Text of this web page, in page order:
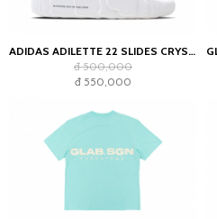
ADIDAS ADILETTE 22 SLIDES CRYSTAL WHITE
đ 500,000
đ 550,000